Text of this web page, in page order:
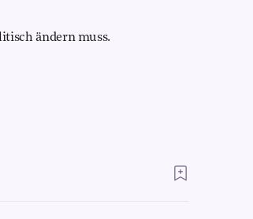
ändern muss.